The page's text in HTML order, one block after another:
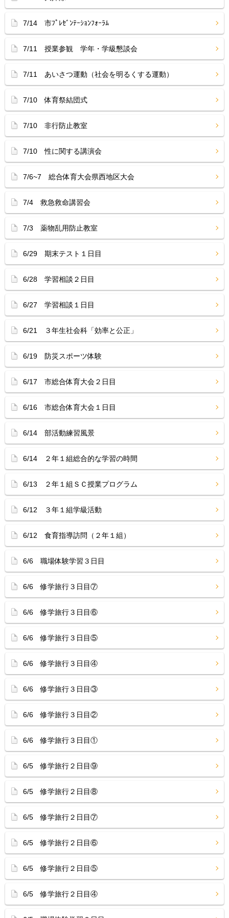
7/14 市ﾌﾟﾚｾﾞﾝﾃｰｼｮﾝﾌｫｰﾗﾑ
7/11 授業参観 学年・学級懇談会
7/11 あいさつ運動（社会を明るくする運動）
7/10 体育祭結団式
7/10 非行防止教室
7/10 性に関する講演会
7/6~7 総合体育大会県西地区大会
7/4 救急救命講習会
7/3 薬物乱用防止教室
6/29 期末テスト１日目
6/28 学習相談２日目
6/27 学習相談１日目
6/21 ３年生社会科「効率と公正」
6/19 防災スポーツ体験
6/17 市総合体育大会２日目
6/16 市総合体育大会１日目
6/14 部活動練習風景
6/14 ２年１組総合的な学習の時間
6/13 ２年１組ＳＣ授業プログラム
6/12 ３年１組学級活動
6/12 食育指導訪問（２年１組）
6/6 職場体験学習３日目
6/6 修学旅行３日目⑦
6/6 修学旅行３日目⑥
6/6 修学旅行３日目⑤
6/6 修学旅行３日目④
6/6 修学旅行３日目③
6/6 修学旅行３日目②
6/6 修学旅行３日目①
6/5 修学旅行２日目⑨
6/5 修学旅行２日目⑧
6/5 修学旅行２日目⑦
6/5 修学旅行２日目⑥
6/5 修学旅行２日目⑤
6/5 修学旅行２日目④